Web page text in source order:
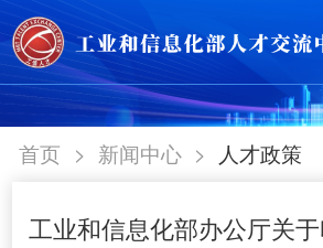
首页 > 新闻中心 > 人才政策
工业和信息化部办公厅关